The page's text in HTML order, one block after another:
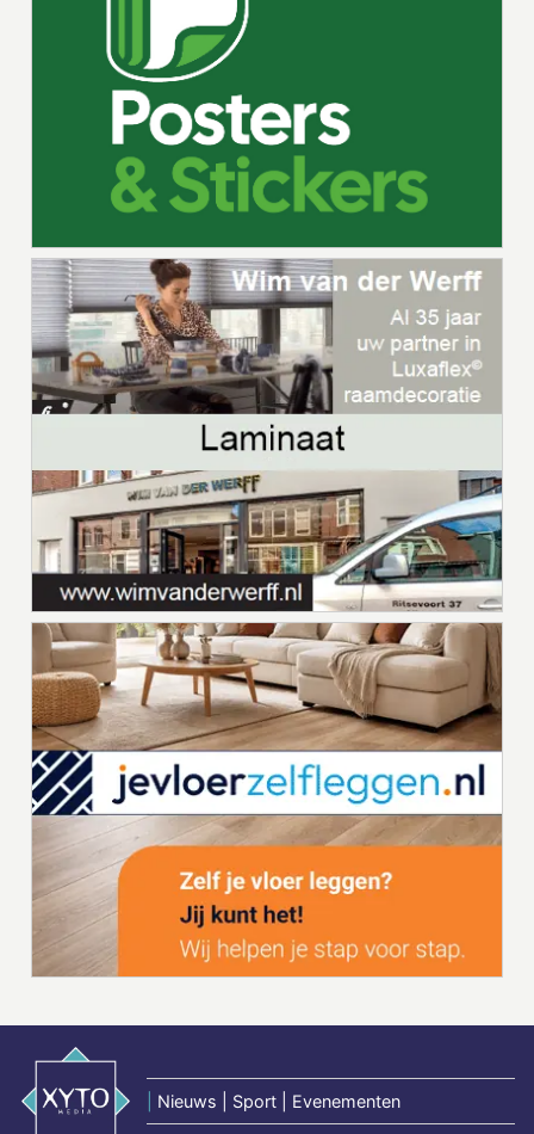
Nieuws | Sport | Evenementen